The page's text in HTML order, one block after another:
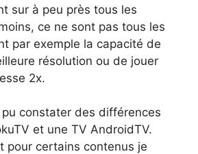
sur à peu près tous les
ce ne sont pas tous les
par exemple la capacité de
résolution ou de jouer
2x.
constater des différences
et une TV AndroidTV.
pour certains contenus je